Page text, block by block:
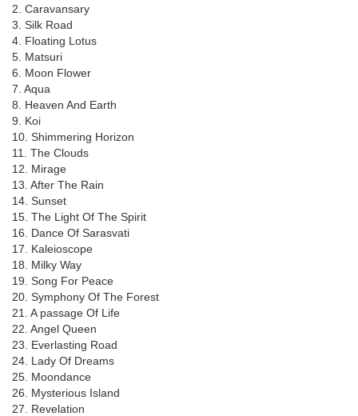
2. Caravansary
3. Silk Road
4. Floating Lotus
5. Matsuri
6. Moon Flower
7. Aqua
8. Heaven And Earth
9. Koi
10. Shimmering Horizon
11. The Clouds
12. Mirage
13. After The Rain
14. Sunset
15. The Light Of The Spirit
16. Dance Of Sarasvati
17. Kaleioscope
18. Milky Way
19. Song For Peace
20. Symphony Of The Forest
21. A passage Of Life
22. Angel Queen
23. Everlasting Road
24. Lady Of Dreams
25. Moondance
26. Mysterious Island
27. Revelation